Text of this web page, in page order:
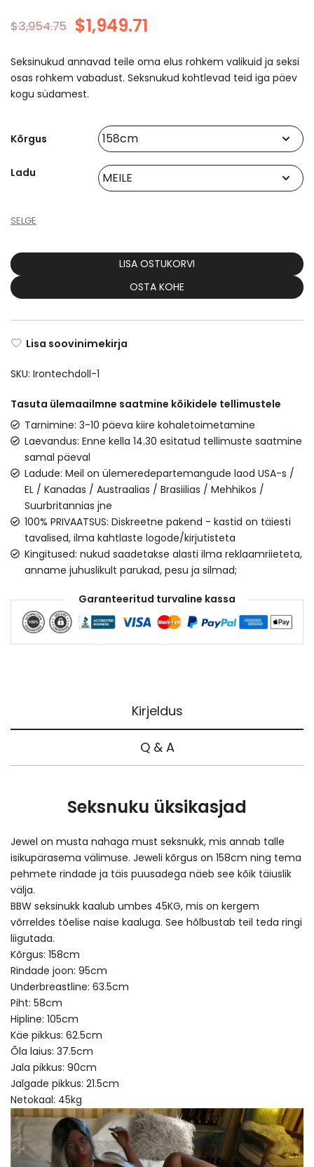
$3,954.75 $1,949.71
Seksinukud annavad teile oma elus rohkem valikuid ja seksi
osas rohkem vabadust. Seksnukud kohtlevad teid iga päev
kogu südamest.
Kõrgus
Ladu
SELGE
LISA OSTUKORVI
OSTA KOHE
Lisa soovinimekirja
SKU: Irontechdoll-1
Tasuta ülemaailmne saatmine kõikidele tellimustele
Tarnimine: 3-10 päeva kiire kohaletoimetamine
Laevandus: Enne kella 14.30 esitatud tellimuste saatmine
samal päeval
Ladude: Meil on ülemeredepartemangude laod USA-s /
EL / Kanadas / Austraalias / Brasiilias / Mehhikos /
Suurbritannias jne
100% PRIVAATSUS: Diskreetne pakend - kastid on täiesti
tavalised, ilma kahtlaste logode/kirjutisteta
Kingitused: nukud saadetakse alasti ilma reklaamriieteta,
anname juhuslikult parukad, pesu ja silmad;
Garanteeritud turvaline kassa
Kirjeldus
Q & A
Seksnuku üksikasjad
Jewel on musta nahaga must seksnukk, mis annab talle
isikupärasema välimuse. Jeweli kõrgus on 158cm ning tema
pehmete rindade ja täis puusadega näeb see kõik täiuslik
välja.
BBW seksinukk kaalub umbes 45KG, mis on kergem
võrreldes tõelise naise kaaluga. See hõlbustab teil teda ringi
liigutada.
Kõrgus: 158cm
Rindade joon: 95cm
Underbreastline: 63.5cm
Piht: 58cm
Hipline: 105cm
Käe pikkus: 62.5cm
Õla laius: 37.5cm
Jala pikkus: 90cm
Jalgade pikkus: 21.5cm
Netokaal: 45kg